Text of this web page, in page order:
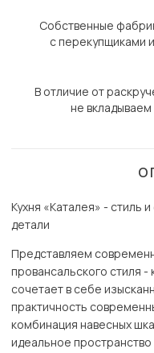
Собственные
с перекупщиками
В отличие от
не вкладываем
Кухня «Каталея» - стиль
детали
Представляем
провансальского стиля -
сочетает в себе
практичность
комбинация навесных
идеальное пространство